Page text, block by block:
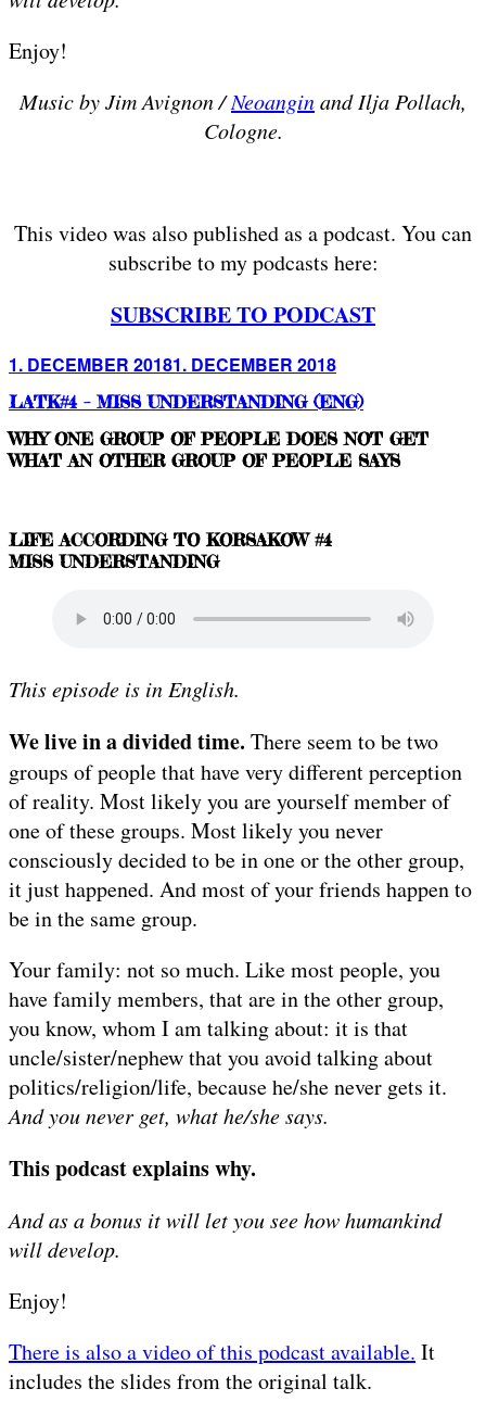
Enjoy!
Music by Jim Avignon /Neoanginand Ilja Pollach,
Cologne.
This video was also published as a podcast. You can
subscribe to my podcasts here:
SUBSCRIBE TO PODCAST
Posted
1. DECEMBER 20181. DECEMBER 2018
LATK#4 – MISS UNDERSTANDING (ENG)
WHY ONE GROUP OF PEOPLE DOES NOT GET
WHAT AN OTHER GROUP OF PEOPLE SAYS
LIFE ACCORDING TO KORSAKOW #4
MISS UNDERSTANDING
This episode is in English.
We live in a divided time. There seem to be two
groups of people that have very different perception
of reality. Most likely you are yourself member of
one of these groups. Most likely you never
consciously decided to be in one or the other group,
it just happened. And most of your friends happen to
be in the same group.
Your family: not so much. Like most people, you
have family members, that are in the other group,
you know, whom I am talking about: it is that
uncle/sister/nephew that you avoid talking about
politics/religion/life, because he/she never gets it.
And you never get, what he/she says.
This podcast explains why.
And as a bonus it will let you see how humankind
will develop.
Enjoy!
There is also a video of this podcast available. It
includes the slides from the original talk.